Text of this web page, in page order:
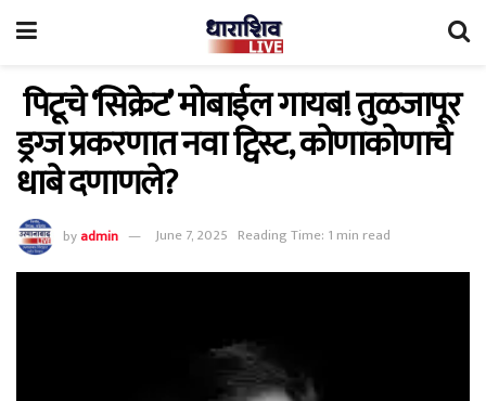
पिटूचे ‘सिक्रेट’ मोबाईल गायब! तुळजापूर
ड्रग्ज प्रकरणात नवा ट्विस्ट, कोणाकोणाचे
धाबे दणाणले?
byadmin June 7, 2025 Reading Time: 1 min read